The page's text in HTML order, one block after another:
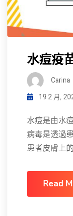
水痘疫
Carina
19 2 月,
水痘是由水
病毒是透過
患者皮膚上
Read